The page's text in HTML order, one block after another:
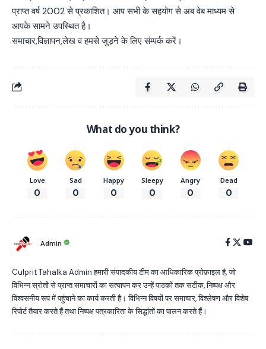
प्राप्त वर्ष 2002 से प्रकाशित। आप सभी के सहयोग से अब वेब माध्यम से
आपके सामने उपस्थित है।
समाचार,विज्ञापन,लेख व हमसे जुड़ने के लिए संम्पर्क करें।
What do you think?
Love
0
Sad
0
Happy
0
Sleepy
0
Angry
0
Dead
0
Admin
Culprit Tahalka Admin हमारी संपादकीय टीम का आधिकारिक प्रोफ़ाइल है, जो
विभिन्न स्रोतों से प्राप्त समाचारों का सत्यापन कर उन्हें पाठकों तक सटीक, निष्पक्ष और
विश्वसनीय रूप में पहुंचाने का कार्य करती है। विभिन्न विषयों पर समाचार, विश्लेषण और विशेष
रिपोर्ट तैयार करते हैं तथा निष्पक्ष पत्रकारिता के सिद्धांतों का पालन करते हैं।